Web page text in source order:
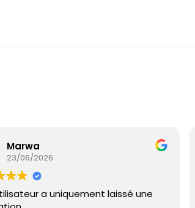
Marwa
23/06/2026
a uniquement laissé une